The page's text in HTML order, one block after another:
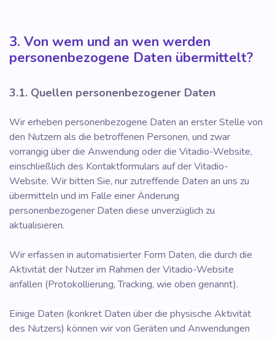
3. Von wem und an wen werden
personenbezogene Daten übermittelt?
3.1. Quellen personenbezogener Daten
Wir erheben personenbezogene Daten an erster Stelle von
den Nutzern als die betroffenen Personen, und zwar
vorrangig über die Anwendung oder die Vitadio-Website,
einschließlich des Kontaktformulars auf der Vitadio-
Website. Wir bitten Sie, nur zutreffende Daten an uns zu
übermitteln und im Falle einer Änderung
personenbezogener Daten diese unverzüglich zu
aktualisieren.
Wir erfassen in automatisierter Form Daten, die durch die
Aktivität der Nutzer im Rahmen der Vitadio-Website
anfallen (Protokollierung, Tracking, wie oben genannt).
Einige Daten (konkret Daten über die physische Aktivität
des Nutzers) können wir von Geräten und Anwendungen